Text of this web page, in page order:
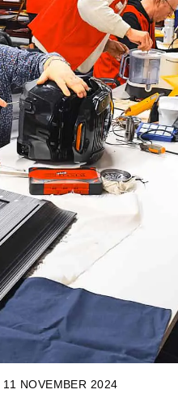
11 NOVEMBER 2024